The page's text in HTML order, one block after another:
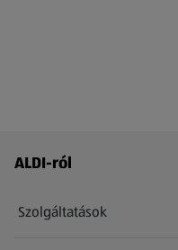
Láblécmenü - további linkek
ALDI-ról
Szolgáltatások